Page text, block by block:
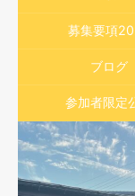
募集要項
ブログ
参加者限定